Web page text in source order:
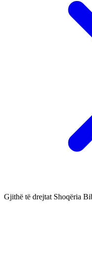
Gjithë të drejtat Shoqëria